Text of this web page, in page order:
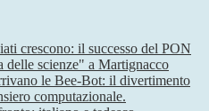
crescono: il successo del PON
delle scienze" a Martignacco
le Bee-Bot: il divertimento
computazionale.